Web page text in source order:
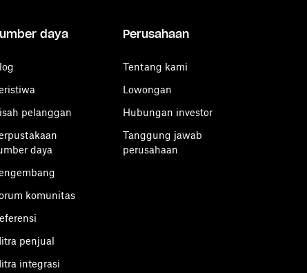
daya
pelanggan
daya
komunitas
penjual
integrasi
Perusahaan
Tentang kami
Lowongan
Hubungan investor
Tanggung jawab
perusahaan